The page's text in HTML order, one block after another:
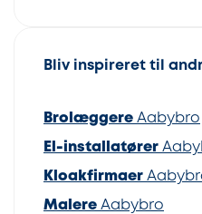
Bliv inspireret til
Brolæggere Aabybro
El-installatører
Kloakfirmaer
Malere Aabybro